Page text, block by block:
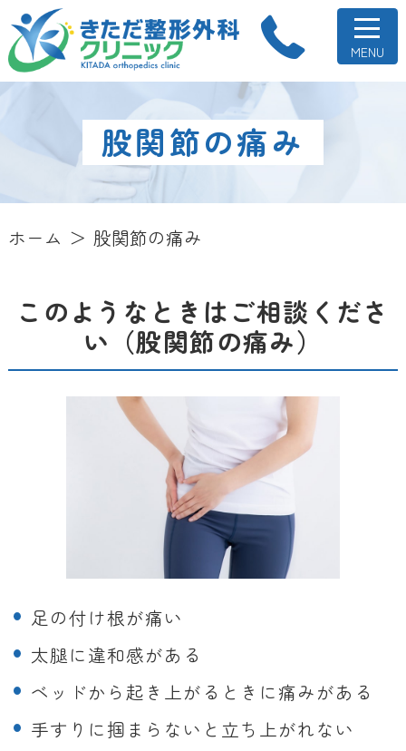
股関節の痛み
ホーム 股関節の痛み
このようなときはご相談くださ
い（股関節の痛み）
足の付け根が痛い
太腿に違和感がある
ベッドから起き上がるときに痛みがある
手すりに掴まらないと立ち上がれない